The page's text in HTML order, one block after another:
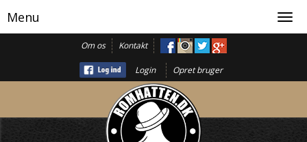
Om os Kontakt
Login Opret bruger
Menu